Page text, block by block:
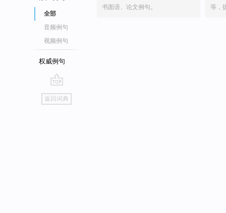
全部
音频例句
视频例句
权威例句
go
top
返回词典
书面语、论文例句。
等，